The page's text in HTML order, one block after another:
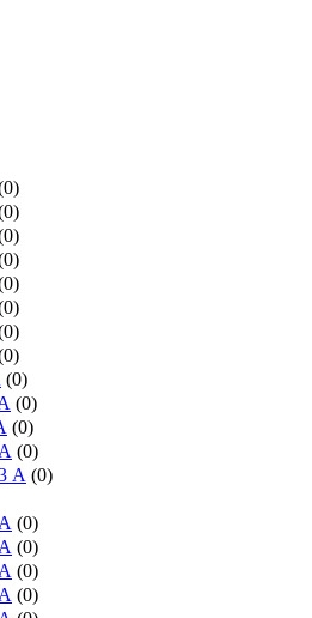
0)
0)
0)
0)
0)
0)
0)
0)
(0)
(0)
(0)
(0)
А (0)
(0)
(0)
(0)
(0)